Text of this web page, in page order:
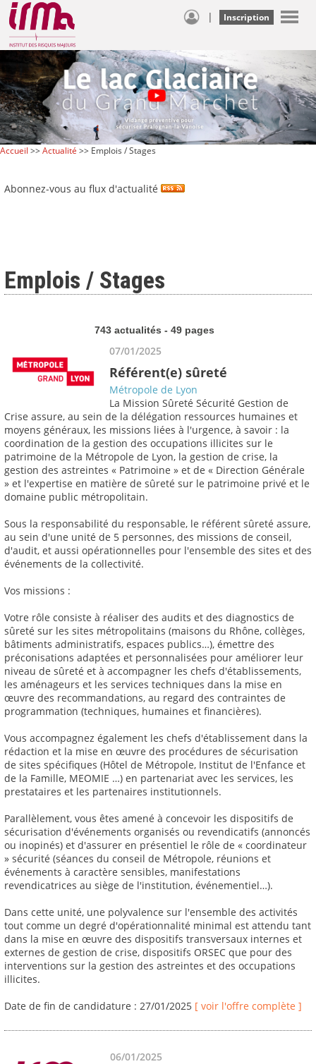
| Inscription
Accueil >>Actualité >> Emplois / Stages
Abonnez-vous au flux d'actualité
Emplois / Stages
743 actualités - 49 pages
07/01/2025
Référent(e) sûreté
Métropole de Lyon
La Mission Sûreté Sécurité Gestion de
Crise assure, au sein de la délégation ressources humaines et
moyens généraux, les missions liées à l'urgence, à savoir : la
coordination de la gestion des occupations illicites sur le
patrimoine de la Métropole de Lyon, la gestion de crise, la
gestion des astreintes « Patrimoine » et de « Direction Générale
» et l'expertise en matière de sûreté sur le patrimoine privé et le
domaine public métropolitain.
Sous la responsabilité du responsable, le référent sûreté assure,
au sein d'une unité de 5 personnes, des missions de conseil,
d'audit, et aussi opérationnelles pour l'ensemble des sites et des
événements de la collectivité.
Vos missions :
Votre rôle consiste à réaliser des audits et des diagnostics de
sûreté sur les sites métropolitains (maisons du Rhône, collèges,
bâtiments administratifs, espaces publics…), émettre des
préconisations adaptées et personnalisées pour améliorer leur
niveau de sûreté et à accompagner les chefs d'établissements,
les aménageurs et les services techniques dans la mise en
œuvre des recommandations, au regard des contraintes de
programmation (techniques, humaines et financières).
Vous accompagnez également les chefs d'établissement dans la
rédaction et la mise en œuvre des procédures de sécurisation
de sites spécifiques (Hôtel de Métropole, Institut de l'Enfance et
de la Famille, MEOMIE …) en partenariat avec les services, les
prestataires et les partenaires institutionnels.
Parallèlement, vous êtes amené à concevoir les dispositifs de
sécurisation d'événements organisés ou revendicatifs (annoncés
ou inopinés) et d'assurer en présentiel le rôle de « coordinateur
» sécurité (séances du conseil de Métropole, réunions et
événements à caractère sensibles, manifestations
revendicatrices au siège de l'institution, événementiel…).
Dans cette unité, une polyvalence sur l'ensemble des activités
tout comme un degré d'opérationnalité minimal est attendu tant
dans la mise en œuvre des dispositifs transversaux internes et
externes de gestion de crise, dispositifs ORSEC que pour des
interventions sur la gestion des astreintes et des occupations
illicites.
Date de fin de candidature : 27/01/2025 [ voir l'offre complète ]
06/01/2025